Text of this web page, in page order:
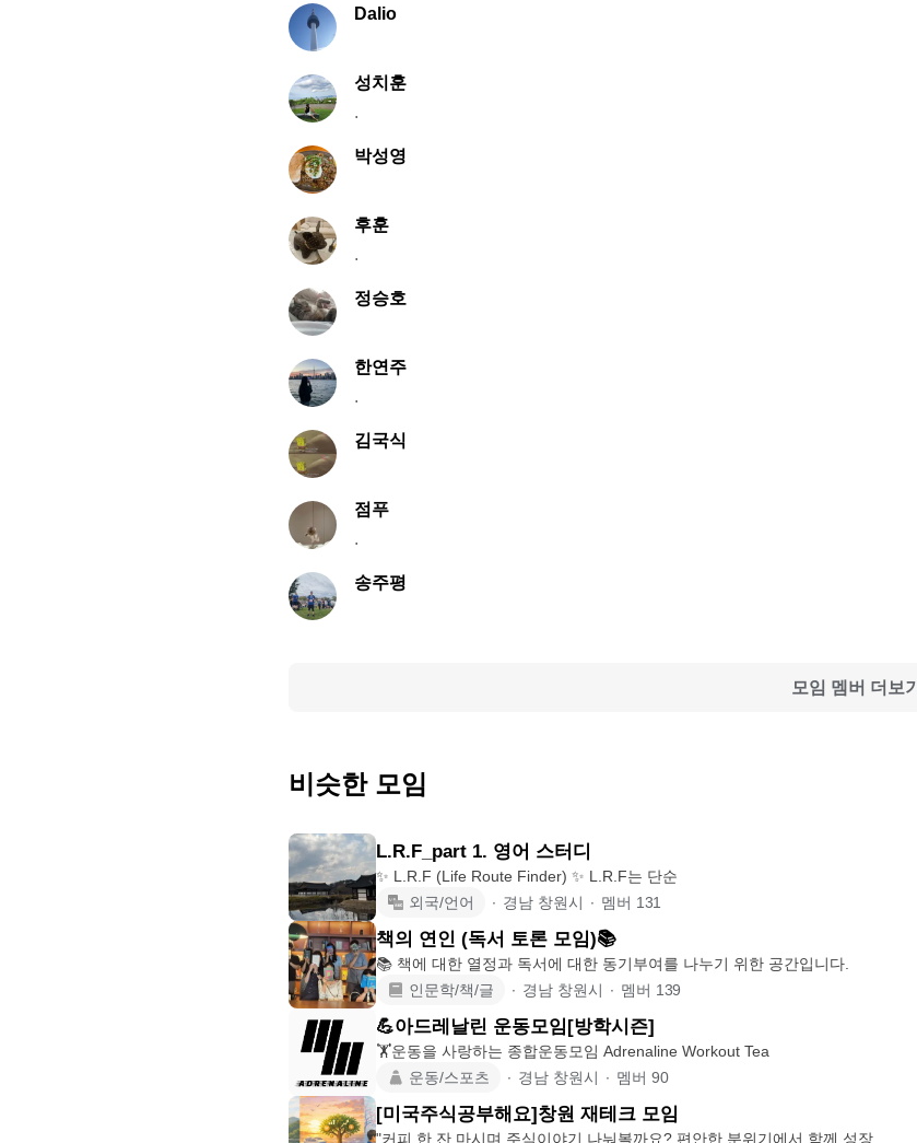
Dalio
성치훈
.
박성영
후훈
.
정승호
한연주
.
김국식
점푸
.
송주평
모임 멤버 더보기
비슷한 모임
L.R.F_part 1. 영어 스터디
✨ L.R.F (Life Route Finder) ✨ L.R.F는 단순
외국/언어
∙ 경남 창원시 ∙ 멤버 131
책의 연인 (독서 토론 모임)📚
📚 책에 대한 열정과 독서에 대한 동기부여를 나누기 위한 공간입니다.
인문학/책/글
∙ 경남 창원시 ∙ 멤버 139
💪아드레날린 운동모임[방학시즌]
🏋️운동을 사랑하는 종합운동모임 Adrenaline Workout Tea
운동/스포츠
∙ 경남 창원시 ∙ 멤버 90
[미국주식공부해요]창원 재테크 모임
"커피 한 잔 마시며 주식이야기 나눠볼까요? 편안한 분위기에서 함께 성장